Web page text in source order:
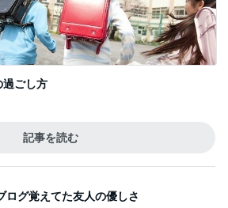
ログ覚えてた友人の優しさ
ックス 11時間前
ックス 1日前
の為に結局3枚食べたジャム